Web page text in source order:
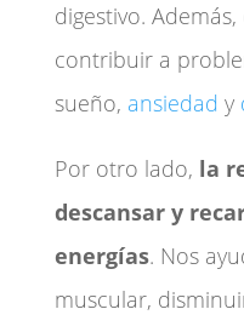
digestivo. Además,
contribuir a
sueño, ansiedad y
Por otro lado, la
descansar y
energías. Nos
muscular,